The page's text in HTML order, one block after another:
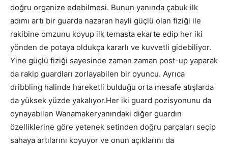
doğru organize edebilmesi. Bunun yanında çabuk ilk
adımı artı bir guarda nazaran hayli güçlü olan fiziği ile
rakibine omzunu koyup ilk temasta ekarte edip her iki
yönden de potaya oldukça kararlı ve kuvvetli gidebiliyor.
Yine güçlü fiziği sayesinde zaman zaman post-up yaparak
da rakip guardları zorlayabilen bir oyuncu. Ayrıca
dribbling halinde hareketli bulduğu orta mesafe atışlarda
da yüksek yüzde yakalıyor.Her iki guard pozisyonunu da
oynayabilen Wanamakeryanındaki diğer guardın
özelliklerine göre yetenek setinden doğru parçaları seçip
sahaya artılarını koyuyor ve onun açıklarını da